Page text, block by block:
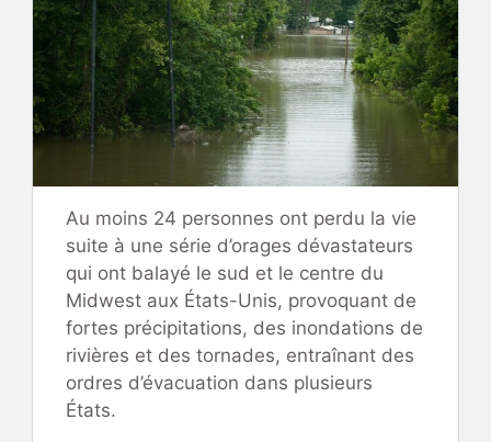
Au moins 24 personnes ont perdu la vie
suite à une série d’orages dévastateurs
qui ont balayé le sud et le centre du
Midwest aux États-Unis, provoquant de
fortes précipitations, des inondations de
rivières et des tornades, entraînant des
ordres d’évacuation dans plusieurs
États.